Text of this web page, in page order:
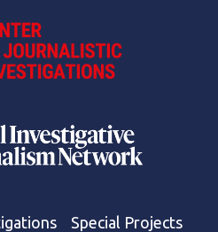
Special Projects